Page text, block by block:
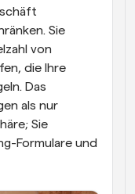
Sie
von
die Ihre
Das
als nur
Sie
Formulare und